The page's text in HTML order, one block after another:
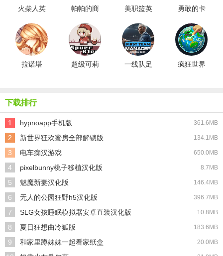
火柴人英
帕帕的商
美职篮英
勇敢的卡
拉诺塔
超级可莉
一线队足
疯狂世界
下载排行
1 hypnoapp手机版 361.6MB
2 新世界狂欢蜜房全部解锁版 134.1MB
3 电车痴汉游戏 650.0MB
4 pixelbunny桃子移植汉化版 8.7MB
5 魅魔新妻汉化版 146.4MB
6 无人的公园狂野h5汉化版 396.7MB
7 SLG女孩睡眠模拟器安卓直装汉化版 10.8MB
8 夏日狂想曲冷狐版 183.6MB
9 和家里蹲妹妹一起看家纸盒 20.0MB